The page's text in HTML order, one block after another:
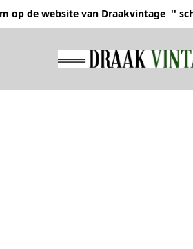
op de website van Draakvintage ''